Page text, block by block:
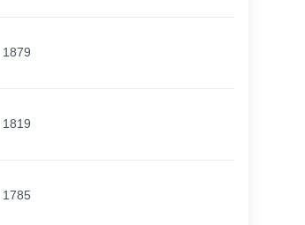
1879
1819
1785